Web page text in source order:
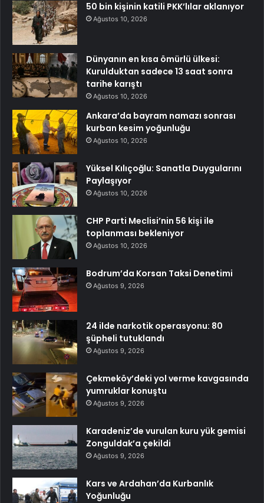
50 bin kişinin katili PKK’lılar aklanıyor
Ağustos 10, 2026
Dünyanın en kısa ömürlü ülkesi:
Kurulduktan sadece 13 saat sonra
tarihe karıştı
Ağustos 10, 2026
Ankara’da bayram namazı sonrası
kurban kesim yoğunluğu
Ağustos 10, 2026
Yüksel Kılıçoğlu: Sanatla Duygularını
Paylaşıyor
Ağustos 10, 2026
CHP Parti Meclisi’nin 56 kişi ile
toplanması bekleniyor
Ağustos 10, 2026
Bodrum’da Korsan Taksi Denetimi
Ağustos 9, 2026
24 ilde narkotik operasyonu: 80
şüpheli tutuklandı
Ağustos 9, 2026
Çekmeköy’deki yol verme kavgasında
yumruklar konuştu
Ağustos 9, 2026
Karadeniz’de vurulan kuru yük gemisi
Zonguldak’a çekildi
Ağustos 9, 2026
Kars ve Ardahan’da Kurbanlık
Yoğunluğu